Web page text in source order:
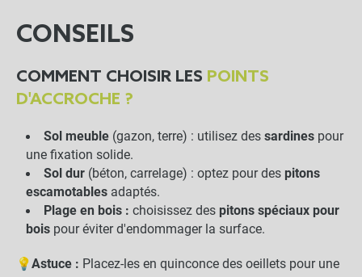
CONSEILS
COMMENT CHOISIR LES POINTS
D'ACCROCHE ?
Sol meuble(gazon, terre) : utilisez des sardinespour
une fixation solide.
Sol dur(béton, carrelage) : optez pour des pitons
escamotables adaptés.
Plage en bois : choisissez des pitons spéciaux pour
bois pour éviter d'endommager la surface.
💡Astuce : Placez-les en quinconce des oeillets pour une